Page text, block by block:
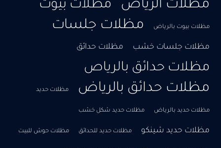
مظلات الرياض مظلات بيوت
مظلات بيوت بالرياض مظلات جلسات
مظلات جلسات خشب مظلات حدائق
مظلات حدائق بالرياص
مظلات حدائق بالرياض مظلات حديد
مظلات حديد بالرياض مظلات حديد شكل خشب
مظلات حديد شينكو مظلات حديد للحدائق مظلات حوش للبيت